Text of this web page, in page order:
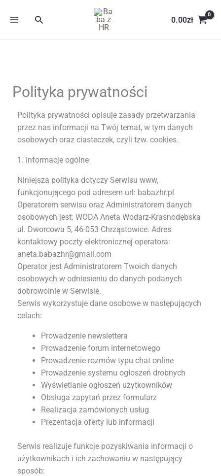
Szukaj 0.00zł
Polityka prywatności
Polityka prywatności opisuje zasady przetwarzania
przez nas informacji na Twój temat, w tym danych
osobowych oraz ciasteczek, czyli tzw. cookies.
1. Informacje ogólne
Niniejsza polityka dotyczy Serwisu www,
funkcjonującego pod adresem url: babazhr.pl
Operatorem serwisu oraz Administratorem danych
osobowych jest: WODA Aneta Wodarz-Krasnodębska
ul. Dworcowa 5, 46-053 Chrząstowice. Adres
kontaktowy poczty elektronicznej operatora:
aneta.babazhr@gmail.com
Operator jest Administratorem Twoich danych
osobowych w odniesieniu do danych podanych
dobrowolnie w Serwisie.
Serwis wykorzystuje dane osobowe w następujących
celach:
Prowadzenie newslettera
Prowadzenie forum internetowego
Prowadzenie rozmów typu chat online
Prowadzenie systemu ogłoszeń drobnych
Wyświetlanie ogłoszeń użytkowników
Obsługa zapytań przez formularz
Realizacja zamówionych usług
Prezentacja oferty lub informacji
Serwis realizuje funkcje pozyskiwania informacji o
użytkownikach i ich zachowaniu w następujący
sposób: